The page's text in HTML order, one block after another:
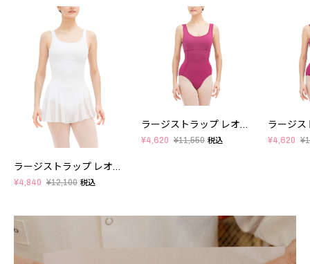
ラージストラップ レオタード - キッズ
¥4,840 ¥12,100 税込
ラージストラップ レオタード
¥4,620 ¥11,550 税込 ¥4,620